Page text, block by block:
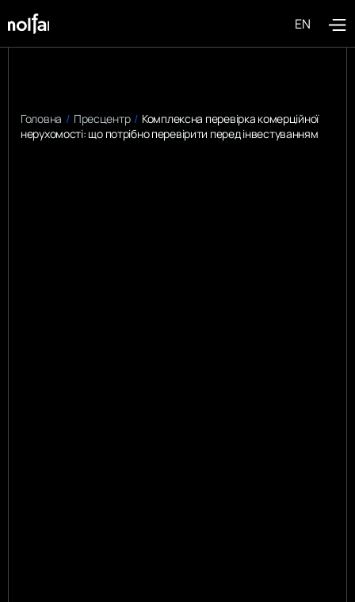
EN
Головна / Пресцентр / Комплексна перевірка комерційної
нерухомості: що потрібно перевірити перед інвестуванням